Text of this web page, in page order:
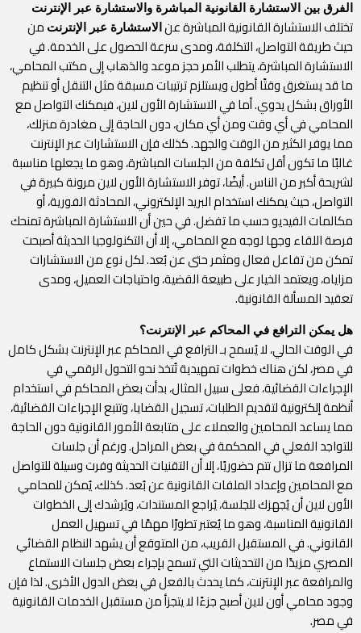
الفرق بين الاستشارة القانونية المباشرة والاستشارة عبر الإنترنت
تختلف الاستشارة القانونية المباشرة عن الاستشارة عبر الإنترنت من
حيث طريقة التواصل، التكلفة، ومدى سرعة الحصول على الخدمة. في
الاستشارة المباشرة، يتطلب الأمر حجز موعد والذهاب إلى مكتب المحامي،
ما قد يستغرق وقتًا أطول ويستلزم ترتيبات مسبقة مثل التنقل أو تنظيم
الأوراق بشكل يدوي. أما في الاستشارة الأون لاين، فيمكنك التواصل مع
المحامي في أي وقت ومن أي مكان، دون الحاجة إلى مغادرة منزلك،
مما يوفر الكثير من الوقت والجهد. كذلك فإن الاستشارات عبر الإنترنت
غالبًا ما تكون أقل تكلفة من الجلسات المباشرة، وهو ما يجعلها مناسبة
لشريحة أكبر من الناس. أيضًا، توفر الاستشارة الأون لاين مرونة كبيرة في
التواصل، حيث يمكنك استخدام البريد الإلكتروني، المحادثة الفورية، أو
مكالمات الفيديو حسب ما تفضل. في حين أن الاستشارة المباشرة تمنحك
فرصة اللقاء وجها لوجه مع المحامي، إلا أن التكنولوجيا الحديثة أصبحت
تمكن من تفاعل فعال ومثمر حتى عن بُعد. لكل نوع من الاستشارات
مزاياه، ويعتمد الخيار على طبيعة القضية، واحتياجات العميل، ومدى
تعقيد المسألة القانونية.
هل يمكن الترافع في المحاكم عبر الإنترنت؟
في الوقت الحالي، لا يُسمح بـ الترافع في المحاكم عبر الإنترنت بشكل كامل
في مصر، لكن هناك خطوات تمهيدية تُتخذ نحو التحول الرقمي في
الإجراءات القضائية، فعلى سبيل المثال، بدأت بعض المحاكم في استخدام
أنظمة إلكترونية لتقديم الطلبات، تسجيل القضايا، وتتبع الإجراءات القضائية،
مما يساعد المحامين والعملاء على متابعة الأمور القانونية دون الحاجة
للتواجد الفعلي في المحكمة في بعض المراحل. ورغم أن جلسات
المرافعة ما تزال تتم حضوريًا، إلا أن التقنيات الحديثة وفرت وسيلة للتواصل
مع المحامين وإعداد الملفات القانونية عن بُعد. كذلك، يُمكن للمحامي
الأون لاين أن يُجهزك للجلسة، يُراجع المستندات، ويُرشدك إلى الخطوات
القانونية المناسبة، وهو ما يُعتبر تطورًا مهمًا في تسهيل العمل
القانوني. في المستقبل القريب، من المتوقع أن يشهد النظام القضائي
المصري مزيدًا من التحديثات التي تسمح بإجراء بعض جلسات الاستماع
والمرافعة عبر الإنترنت، كما يحدث بالفعل في بعض الدول الأخرى. لذا فإن
وجود محامي أون لاين أصبح جزءًا لا يتجزأ من مستقبل الخدمات القانونية
في مصر.